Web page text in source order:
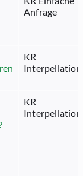
Anfrage
KR
Interpellation
KR
Interpellation